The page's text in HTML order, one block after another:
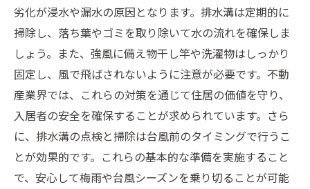
劣化が浸水や漏水の原因となります。排水溝は定期的に
掃除し、落ち葉やゴミを取り除いて水の流れを確保しま
しょう。また、強風に備え物干し竿や洗濯物はしっかり
固定し、風で飛ばされないように注意が必要です。不動
産業界では、これらの対策を通じて住居の価値を守り、
入居者の安全を確保することが求められています。さら
に、排水溝の点検と掃除は台風前のタイミングで行うこ
とが効果的です。これらの基本的な準備を実施すること
で、安心して梅雨や台風シーズンを乗り切ることが可能